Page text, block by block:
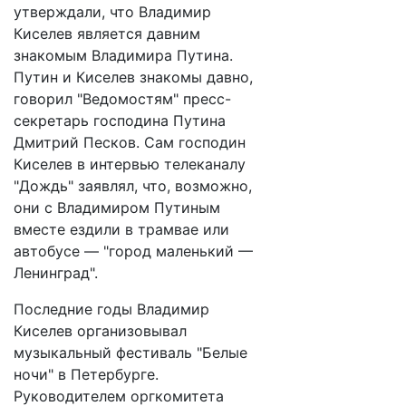
утверждали, что Владимир
Киселев является давним
знакомым Владимира Путина.
Путин и Киселев знакомы давно,
говорил "Ведомостям" пресс-
секретарь господина Путина
Дмитрий Песков. Сам господин
Киселев в интервью телеканалу
"Дождь" заявлял, что, возможно,
они с Владимиром Путиным
вместе ездили в трамвае или
автобусе — "город маленький —
Ленинград".
Последние годы Владимир
Киселев организовывал
музыкальный фестиваль "Белые
ночи" в Петербурге.
Руководителем оргкомитета